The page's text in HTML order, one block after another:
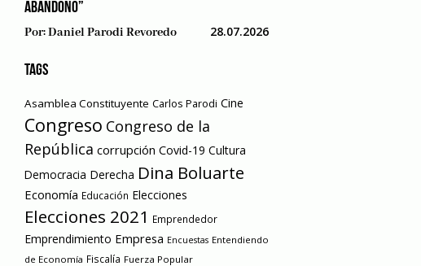
ABANDONO”
Por:Daniel Parodi Revoredo 28.07.2026
TAGS
Asamblea Constituyente Carlos Parodi Cine
Congreso Congreso de la
República corrupción Covid-19 Cultura
Democracia Derecha Dina Boluarte
Economía Educación Elecciones
Elecciones 2021 Emprendedor
Emprendimiento Empresa Encuestas Entendiendo
de Economía Fiscalía Fuerza Popular